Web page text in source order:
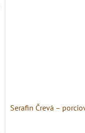
Serafin Črevá –